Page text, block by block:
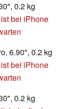
0.2 kg
bei iPhone
6.90", 0.2 kg
bei iPhone
0.2 kg